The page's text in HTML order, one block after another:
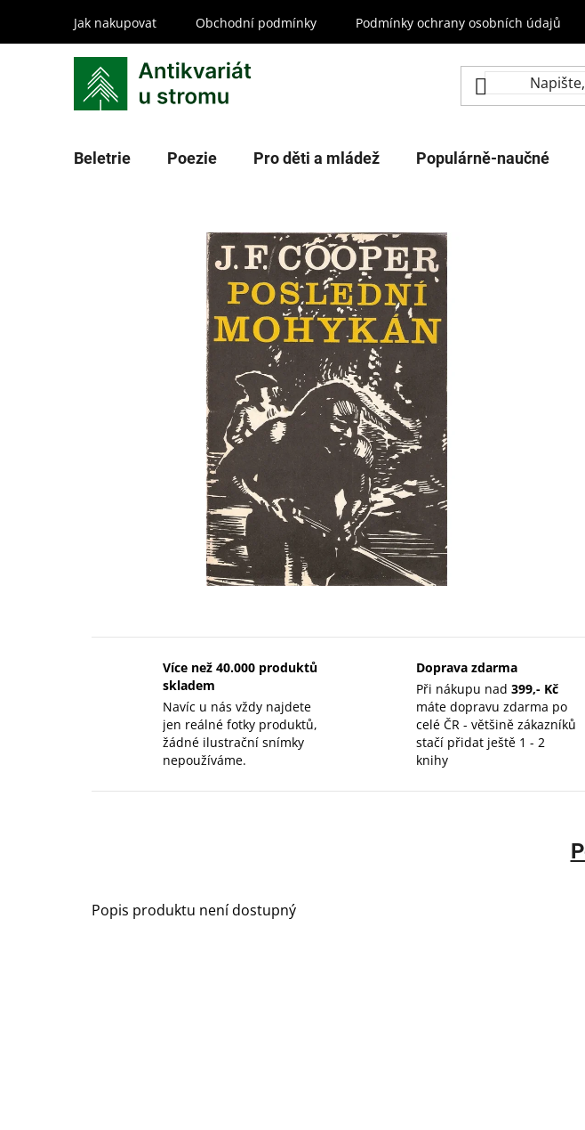
obsah
Jak nakupovat Obchodní podmínky Podmínky ochrany osobních údajů
Beletrie Poezie Pro děti a mládež Populárně-naučné
Více než 40.000 produktů
skladem
Navíc u nás vždy najdete
jen reálné fotky produktů,
žádné ilustrační snímky
nepoužíváme.
Doprava zdarma
Při nákupu nad 399,- Kč
máte dopravu zdarma po
celé ČR - většině zákazníků
stačí přidat ještě 1 - 2
knihy
Popis produktu není dostupný